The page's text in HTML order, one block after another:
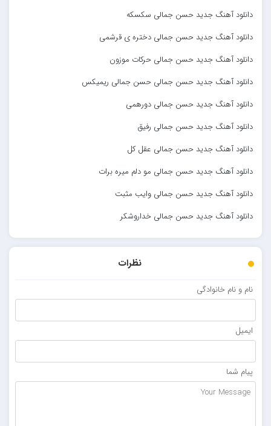
دانلود آهنگ جدید حسن جمالی سکسکه
دانلود آهنگ جدید حسن جمالی دختره ی قرشمی
دانلود آهنگ جدید حسن جمالی حرکات موزون
دانلود آهنگ جدید حسن جمالی حسن جمالی ریمیکس
دانلود آهنگ جدید حسن جمالی دورهمی
دانلود آهنگ جدید حسن جمالی رفیق
دانلود آهنگ جدید حسن جمالی عقل کل
دانلود آهنگ جدید حسن جمالی مو دلم میره برات
دانلود آهنگ جدید حسن جمالی وایب مثبت
دانلود آهنگ جدید حسن جمالی خداروشکر
نظرات
نام و نام خانوادگی
ایمیل
پیام شما